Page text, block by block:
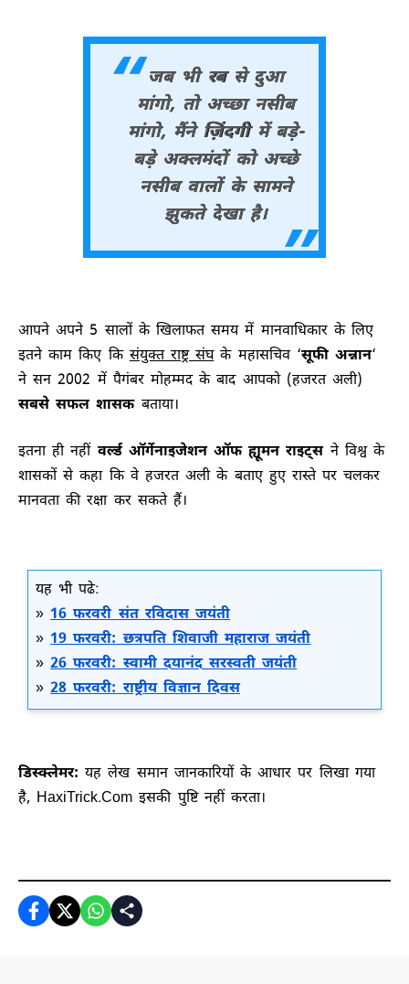
जब भी रब से दुआ
मांगो, तो अच्छा नसीब
मांगो, मैंने ज़िंदगी में बड़े-
बड़े अक्लमंदों को अच्छे
नसीब वालों के सामने
झुकते देखा है।
आपने अपने 5 सालों के खिलाफत समय में मानवाधिकार के लिए
इतने काम किए किसंयुक्त राष्ट्र संघके महासचिव ‘सूफी अन्नान‘
ने सन 2002 में पैगंबर मोहम्मद के बाद आपको (हजरत अली)
सबसे सफल शासकबताया।
इतना ही नहीं वर्ल्ड ऑर्गेनाइजेशन ऑफ ह्यूमन राइट्सने विश्व के
शासकों से कहा कि वे हजरत अली के बताए हुए रास्ते पर चलकर
मानवता की रक्षा कर सकते हैं।
यह भी पढे:
»16 फरवरीसंत रविदास जयंती
»19 फरवरी:छत्रपति शिवाजी महाराज जयंती
»26 फरवरी:स्वामी दयानंद सरस्वती जयंती
»28 फरवरी:राष्ट्रीय विज्ञान दिवस
डिस्क्लेमर: यह लेख समान जानकारियों के आधार पर लिखा गया
है, HaxiTrick.Com इसकी पुष्टि नहीं करता।